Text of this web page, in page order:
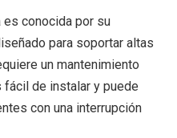
es conocida por su
para soportar altas
un mantenimiento
fácil de instalar y puede
con una interrupción